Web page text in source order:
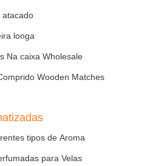
atacado
longa
Na caixa Wholesale
Wooden Matches
tipos de Aroma
para Velas